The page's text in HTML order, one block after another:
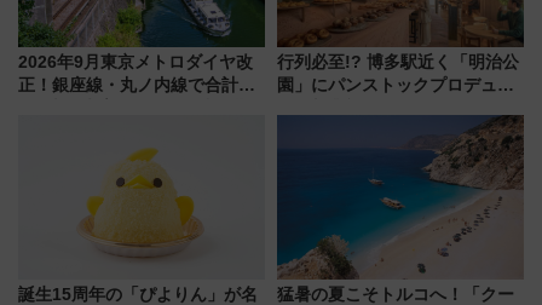
2026年9月東京メトロダイヤ改
正！銀座線・丸ノ内線で合計
行列必至!? 博多駅近く「明治公
園」にパンストックプロデュー
オープン 秋からはビストロ営業
誕生15周年の「ぴよりん」が名
猛暑の夏こそトルコへ！「クー